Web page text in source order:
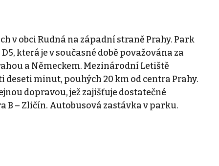
v obci Rudná na západní straně Prahy. Park
která je v současné době považována za
a Německem. Mezinárodní Letiště
deseti minut, pouhých 20 km od centra Prahy.
dopravou, jež zajišťuje dostatečné
B – Zličín. Autobusová zastávka v parku.